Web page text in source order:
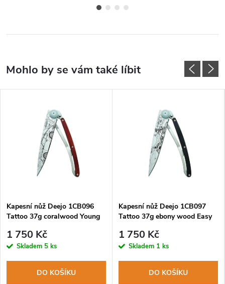
Kapesní nůž Deejo 1CB096
Tattoo 37g coralwood Young
1 750 Kč
Skladem 5 ks
DO KOŠÍKU
Kapesní nůž Deejo 1CB097
Tattoo 37g ebony wood Easy
1 750 Kč
Skladem 1 ks
DO KOŠÍKU